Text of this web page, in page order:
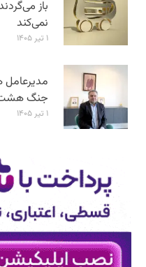
باز
نمی‌کند
۱ تیر ۱۴۰۵
مدیرعامل
جنگ
۱ تیر ۱۴۰۵